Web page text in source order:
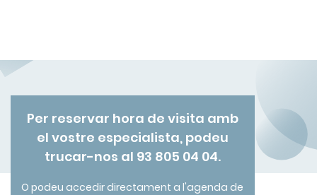
Per reservar hora de visita amb
el vostre especialista, podeu
trucar-nos al 93 805 04 04.
O podeu accedir directament a l'agenda de